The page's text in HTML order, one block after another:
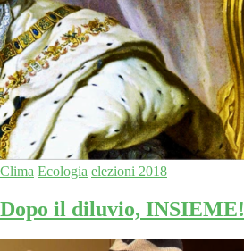
Clima Ecologia elezioni 2018
Dopo il diluvio, INSIEME!